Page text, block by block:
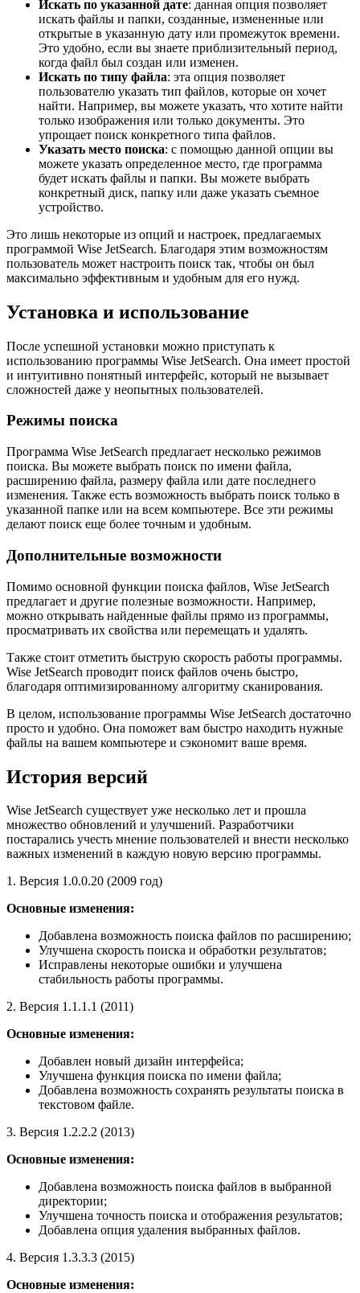
Искать по указанной дате: данная опция позволяет
искать файлы и папки, созданные, измененные или
открытые в указанную дату или промежуток времени.
Это удобно, если вы знаете приблизительный период,
когда файл был создан или изменен.
Искать по типу файла: эта опция позволяет
пользователю указать тип файлов, которые он хочет
найти. Например, вы можете указать, что хотите найти
только изображения или только документы. Это
упрощает поиск конкретного типа файлов.
Указать место поиска: с помощью данной опции вы
можете указать определенное место, где программа
будет искать файлы и папки. Вы можете выбрать
конкретный диск, папку или даже указать съемное
устройство.
Это лишь некоторые из опций и настроек, предлагаемых
программой Wise JetSearch. Благодаря этим возможностям
пользователь может настроить поиск так, чтобы он был
максимально эффективным и удобным для его нужд.
Установка и использование
После успешной установки можно приступать к
использованию программы Wise JetSearch. Она имеет простой
и интуитивно понятный интерфейс, который не вызывает
сложностей даже у неопытных пользователей.
Режимы поиска
Программа Wise JetSearch предлагает несколько режимов
поиска. Вы можете выбрать поиск по имени файла,
расширению файла, размеру файла или дате последнего
изменения. Также есть возможность выбрать поиск только в
указанной папке или на всем компьютере. Все эти режимы
делают поиск еще более точным и удобным.
Дополнительные возможности
Помимо основной функции поиска файлов, Wise JetSearch
предлагает и другие полезные возможности. Например,
можно открывать найденные файлы прямо из программы,
просматривать их свойства или перемещать и удалять.
Также стоит отметить быструю скорость работы программы.
Wise JetSearch проводит поиск файлов очень быстро,
благодаря оптимизированному алгоритму сканирования.
В целом, использование программы Wise JetSearch достаточно
просто и удобно. Она поможет вам быстро находить нужные
файлы на вашем компьютере и сэкономит ваше время.
История версий
Wise JetSearch существует уже несколько лет и прошла
множество обновлений и улучшений. Разработчики
постарались учесть мнение пользователей и внести несколько
важных изменений в каждую новую версию программы.
1. Версия 1.0.0.20 (2009 год)
Основные изменения:
Добавлена возможность поиска файлов по расширению;
Улучшена скорость поиска и обработки результатов;
Исправлены некоторые ошибки и улучшена
стабильность работы программы.
2. Версия 1.1.1.1 (2011)
Основные изменения:
Добавлен новый дизайн интерфейса;
Улучшена функция поиска по имени файла;
Добавлена возможность сохранять результаты поиска в
текстовом файле.
3. Версия 1.2.2.2 (2013)
Основные изменения:
Добавлена возможность поиска файлов в выбранной
директории;
Улучшена точность поиска и отображения результатов;
Добавлена опция удаления выбранных файлов.
4. Версия 1.3.3.3 (2015)
Основные изменения: